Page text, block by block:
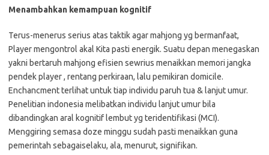
Menambahkan kemampuan kognitif
Terus-menerus serius atas taktik agar mahjong yg bermanfaat,
Player mengontrol akal Kita pasti energik. Suatu depan menegaskan
yakni bertaruh mahjong efisien sewrius menaikkan memori jangka
pendek player , rentang perkiraan, lalu pemikiran domicile.
Enchancment terlihat untuk tiap individu paruh tua & lanjut umur.
Penelitian indonesia melibatkan individu lanjut umur bila
dibandingkan aral kognitif lembut yg teridentifikasi (MCI).
Menggiring semasa doze minggu sudah pasti menaikkan guna
pemerintah sebagaiselaku, ala, menurut, signifikan.